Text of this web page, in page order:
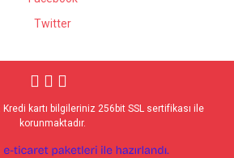
Twitter
Kredi kartı bilgileriniz 256bit SSL sertifikası ile
korunmaktadır.
ideasoft e-